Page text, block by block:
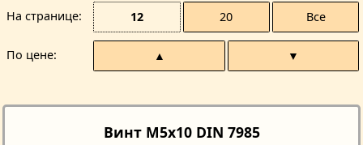
На странице 12 20 Все
По цене ▲ ▼
Винт M5x10 DIN 7985